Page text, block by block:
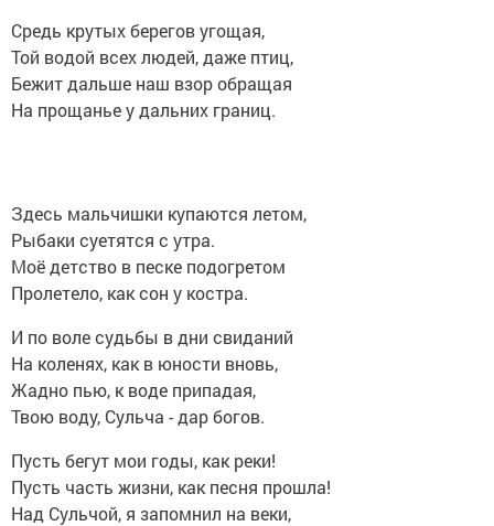
Средь крутых берегов угощая,
Той водой всех людей, даже птиц,
Бежит дальше наш взор обращая
На прощанье у дальних границ.
Здесь мальчишки купаются летом,
Рыбаки суетятся с утра.
Моё детство в песке подогретом
Пролетело, как сон у костра.
И по воле судьбы в дни свиданий
На коленях, как в юности вновь,
Жадно пью, к воде припадая,
Твою воду, Сульча - дар богов.
Пусть бегут мои годы, как реки!
Пусть часть жизни, как песня прошла!
Над Сульчой, я запомнил на веки,